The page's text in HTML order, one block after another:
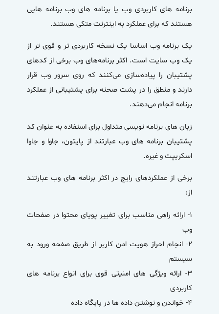
برنامه های کاربردی وب یا برنامه های وب برنامه هایی
هستند که برای عملکرد به اینترنت متکی هستند.
یک برنامه وب اساسا یک نسخه کاربردی تر و قوی تر از
یک وب سایت است. اکثر برنامه‌های وب برخی از کدهای
پشتیبان را پیاده‌سازی می‌کنند که روی سرور وب قرار
دارند و منطق را در پشت صحنه برای پشتیبانی از عملکرد
برنامه انجام می‌دهند.
زبان های برنامه نویسی متداول برای استفاده به عنوان کد
پشتیبان برنامه های وب عبارتند از پایتون، جاوا و جاوا
اسکریپت و غیره.
برخی از عملکردهای رایج در اکثر برنامه های وب عبارتند
از:
۱- ارائه راهی مناسب برای تغییر پویای محتوا در صفحات
وب
۲- انجام احراز هویت امن کاربر از طریق صفحه ورود به
سیستم
۳- ارائه ویژگی های امنیتی قوی برای انواع برنامه های
کاربردی
۴- خواندن و نوشتن داده ها در پایگاه داده